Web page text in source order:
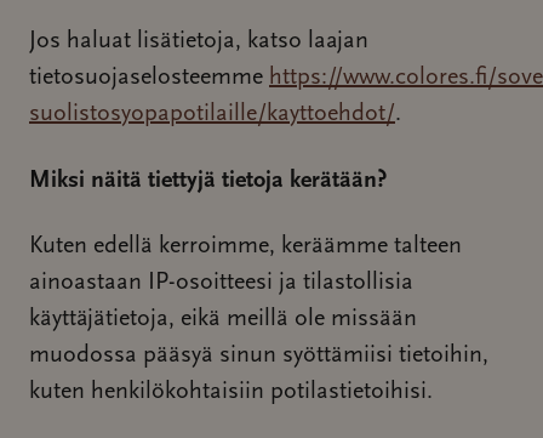
Jos haluat lisätietoja, katso laajan
tietosuojaselosteemme https://www.colores.fi/
suolistosyopapotilaille/kayttoehdot/.
Miksi näitä tiettyjä tietoja kerätään?
Kuten edellä kerroimme, keräämme talteen
ainoastaan IP-osoitteesi ja tilastollisia
käyttäjätietoja, eikä meillä ole missään
muodossa pääsyä sinun syöttämiisi tietoihin,
kuten henkilökohtaisiin potilastietoihisi.